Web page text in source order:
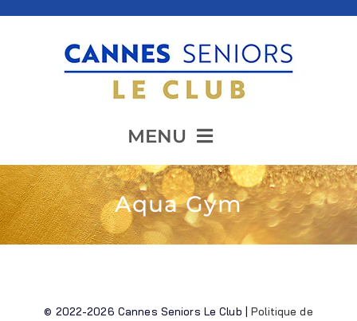
MENU
Accueil
Aqua Gym
© 2022-2026 Cannes Seniors Le Club |Politique de